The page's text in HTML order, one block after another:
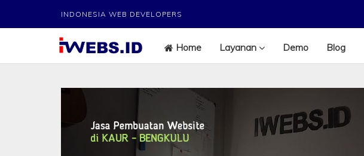
INDONESIA WEB DEVELOPERS
Home Layanan Demo Blog